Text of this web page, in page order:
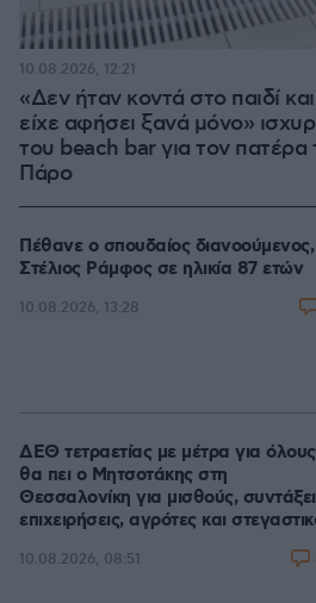
«Δεν ήταν κοντά στο παιδί
είχε αφήσει ξανά μόνο»
του beach bar για τον
Πάρο
10.08.2026, 12:21
Πέθανε ο σπουδαίος διανοούμενος,
Στέλιος Ράμφος σε ηλικία 87 ετών
10.08.2026, 13:28
ΔΕΘ τετραετίας με μέτρα για
θα πει ο Μητσοτάκης στη
Θεσσαλονίκη για μισθούς,
επιχειρήσεις, αγρότες και
10.08.2026, 08:51